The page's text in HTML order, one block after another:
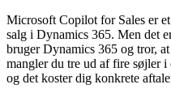
Microsoft Copilot for Sales er
salg i Dynamics 365. Men det
bruger Dynamics 365 og tror,
mangler du tre ud af fire søjler
og det koster dig konkrete